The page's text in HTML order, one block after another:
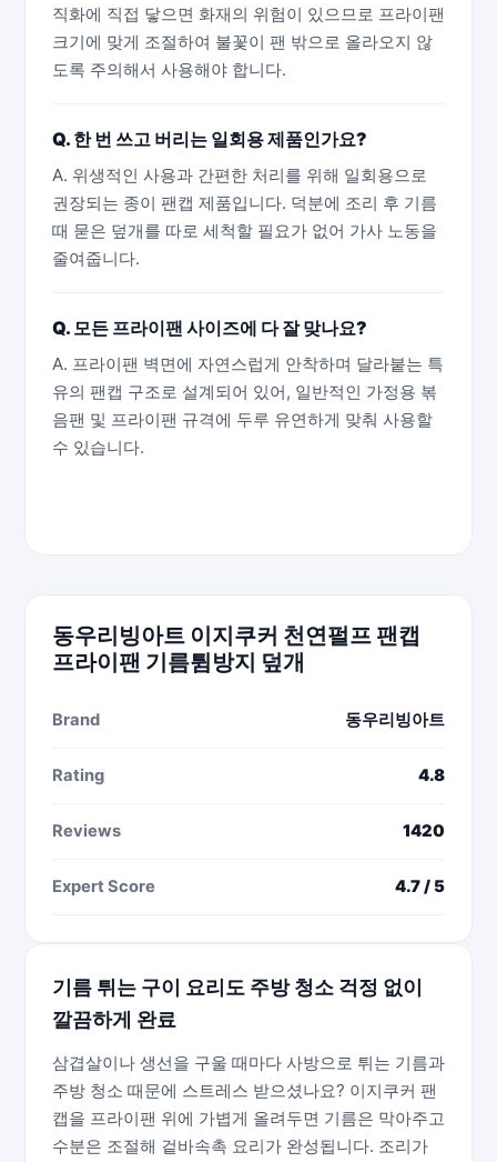
직화에 직접 닿으면 화재의 위험이 있으므로 프라이팬
크기에 맞게 조절하여 불꽃이 팬 밖으로 올라오지 않
도록 주의해서 사용해야 합니다.
Q. 한 번 쓰고 버리는 일회용 제품인가요?
A. 위생적인 사용과 간편한 처리를 위해 일회용으로
권장되는 종이 팬캡 제품입니다. 덕분에 조리 후 기름
때 묻은 덮개를 따로 세척할 필요가 없어 가사 노동을
줄여줍니다.
Q. 모든 프라이팬 사이즈에 다 잘 맞나요?
A. 프라이팬 벽면에 자연스럽게 안착하며 달라붙는 특
유의 팬캡 구조로 설계되어 있어, 일반적인 가정용 볶
음팬 및 프라이팬 규격에 두루 유연하게 맞춰 사용할
수 있습니다.
동우리빙아트 이지쿠커 천연펄프 팬캡
프라이팬 기름튐방지 덮개
Brand 동우리빙아트
Rating 4.8
Reviews 1420
Expert Score 4.7 / 5
기름 튀는 구이 요리도 주방 청소 걱정 없이
깔끔하게 완료
삼겹살이나 생선을 구울 때마다 사방으로 튀는 기름과
주방 청소 때문에 스트레스 받으셨나요? 이지쿠커 팬
캡을 프라이팬 위에 가볍게 올려두면 기름은 막아주고
수분은 조절해 겉바속촉 요리가 완성됩니다. 조리가